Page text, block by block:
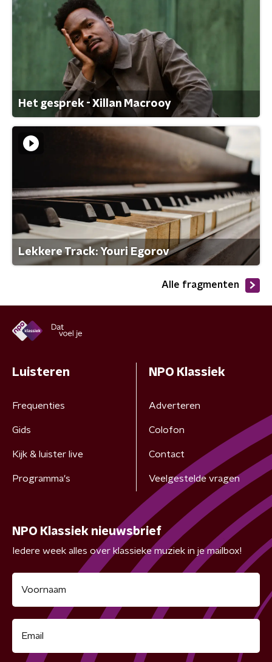
Het gesprek - Xillan Macrooy
Lekkere Track: Youri Egorov
Alle fragmenten
Luisteren
Frequenties
Gids
Kijk & luister live
Programma's
NPO Klassiek
Adverteren
Colofon
Contact
Veelgestelde vragen
NPO Klassiek nieuwsbrief
Iedere week alles over klassieke muziek in je mailbox!